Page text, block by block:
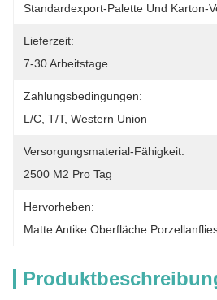
Standardexport-Palette Und Karton-
Lieferzeit:
7-30 Arbeitstage
Zahlungsbedingungen:
L/C, T/T, Western Union
Versorgungsmaterial-Fähigkeit:
2500 M2 Pro Tag
Hervorheben:
Matte Antike Oberfläche